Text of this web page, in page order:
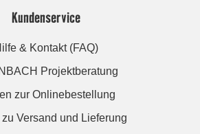
Kundenservice
& Kontakt (FAQ)
Projektberatung
zur Onlinebestellung
zu Versand und Lieferung